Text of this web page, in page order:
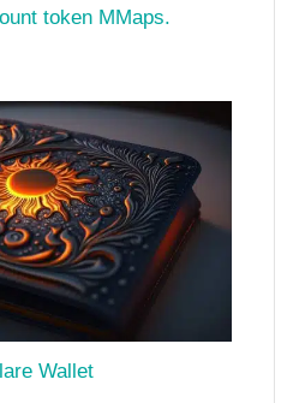
token MMaps.
Wallet